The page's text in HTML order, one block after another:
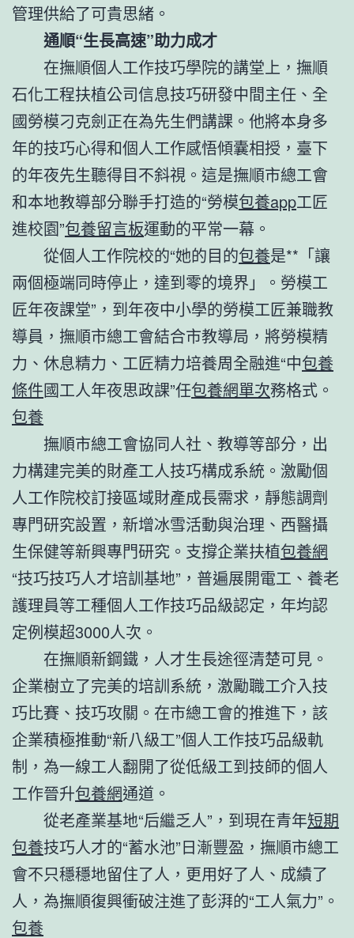
管理供給了可貴思緒。
通順“生長高速”助力成才
在撫順個人工作技巧學院的講堂上，撫順
石化工程扶植公司信息技巧研發中間主任、全
國勞模刁克劍正在為先生們講課。他將本身多
年的技巧心得和個人工作感悟傾囊相授，臺下
的年夜先生聽得目不斜視。這是撫順市總工會
和本地教導部分聯手打造的“勞模包養app工匠
進校園”包養留言板運動的平常一幕。
從個人工作院校的“她的目的包養是**「讓
兩個極端同時停止，達到零的境界」。勞模工
匠年夜課堂”，到年夜中小學的勞模工匠兼職教
導員，撫順市總工會結合市教導局，將勞模精
力、休息精力、工匠精力培養周全融進“中包養
條件國工人年夜思政課”任包養網單次務格式。
包養
撫順市總工會協同人社、教導等部分，出
力構建完美的財產工人技巧構成系統。激勵個
人工作院校訂接區域財產成長需求，靜態調劑
專門研究設置，新增冰雪活動與治理、西醫攝
生保健等新興專門研究。支撐企業扶植包養網
“技巧技巧人才培訓基地”，普遍展開電工、養老
護理員等工種個人工作技巧品級認定，年均認
定例模超3000人次。
在撫順新鋼鐵，人才生長途徑清楚可見。
企業樹立了完美的培訓系統，激勵職工介入技
巧比賽、技巧攻關。在市總工會的推進下，該
企業積極推動“新八級工”個人工作技巧品級軌
制，為一線工人翻開了從低級工到技師的個人
工作晉升包養網通道。
從老產業基地“后繼乏人”，到現在青年短期
包養技巧人才的“蓄水池”日漸豐盈，撫順市總工
會不只穩穩地留住了人，更用好了人、成績了
人，為撫順復興衝破注進了彭湃的“工人氣力”。
包養